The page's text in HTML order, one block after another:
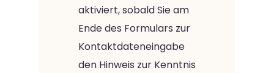
aktiviert, sobald Sie am
Ende des Formulars zur
Kontaktdateneingabe
den Hinweis zur Kenntnis